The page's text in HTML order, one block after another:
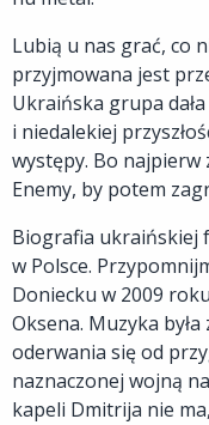
Lubią u nas grać, co
przyjmowana jest
Ukraińska grupa
i niedalekiej
występy. Bo
Enemy, by potem
Biografia ukraińskiej
w Polsce.
Doniecku w 2009
Oksena. Muzyka
oderwania się od
naznaczonej wojną
kapeli Dmitrija nie